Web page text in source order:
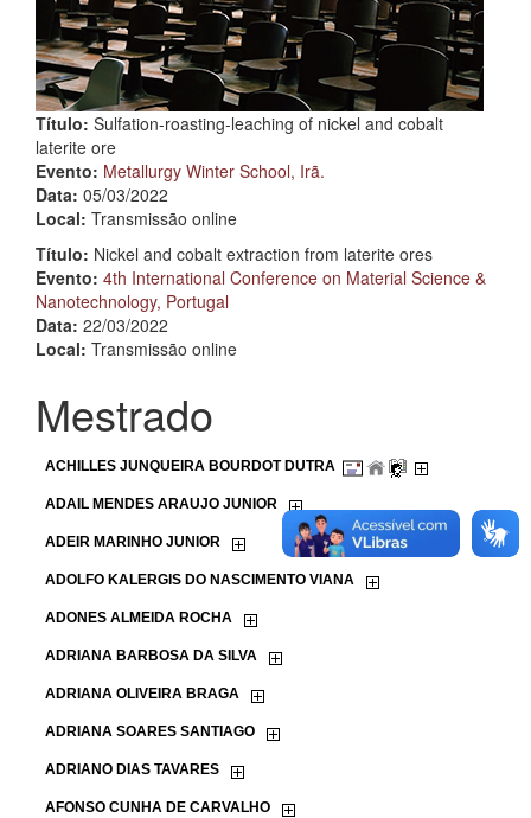
Título: Sulfation-roasting-leaching of nickel and cobalt
laterite ore
Evento: Metallurgy Winter School, Irã.
Data: 05/03/2022
Local: Transmissão online
Título: Nickel and cobalt extraction from laterite ores
Evento: 4th International Conference on Material Science &
Nanotechnology, Portugal
Data: 22/03/2022
Local: Transmissão online
Mestrado